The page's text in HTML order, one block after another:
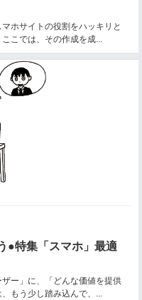
ホサイトの役割をハッキリと
こでは、その作成を成...
●特集「スマホ」最適
ー」に、「どんな価値を提供
もう少し踏み込んで、...